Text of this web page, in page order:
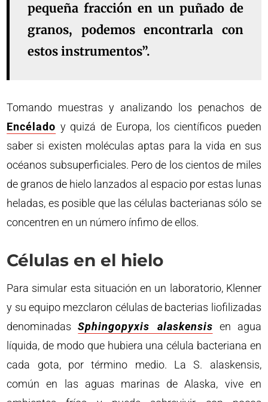
pequeña fracción en un puñado de
granos, podemos encontrarla con
estos instrumentos”.
Tomando muestras y analizando los penachos de
Encélado y quizá de Europa, los científicos pueden
saber si existen moléculas aptas para la vida en sus
océanos subsuperficiales. Pero de los cientos de miles
de granos de hielo lanzados al espacio por estas lunas
heladas, es posible que las células bacterianas sólo se
concentren en un número ínfimo de ellos.
Células en el hielo
Para simular esta situación en un laboratorio, Klenner
y su equipo mezclaron células de bacterias liofilizadas
denominadasSphingopyxis alaskensis en agua
líquida, de modo que hubiera una célula bacteriana en
cada gota, por término medio. La S. alaskensis,
común en las aguas marinas de Alaska, vive en